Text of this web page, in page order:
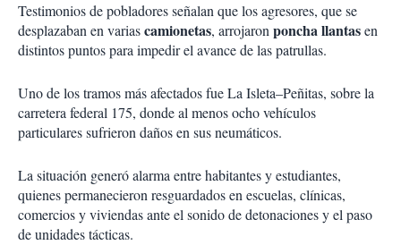
Testimonios de pobladores señalan que los agresores, que se
desplazaban en variascamionetas, arrojaronponcha llantasen
distintos puntos para impedir el avance de las patrullas.
Uno de los tramos más afectados fue La Isleta–Peñitas, sobre la
carretera federal 175, donde al menos ocho vehículos
particulares sufrieron daños en sus neumáticos.
La situación generó alarma entre habitantes y estudiantes,
quienes permanecieron resguardados en escuelas, clínicas,
comercios y viviendas ante el sonido de detonaciones y el paso
de unidades tácticas.